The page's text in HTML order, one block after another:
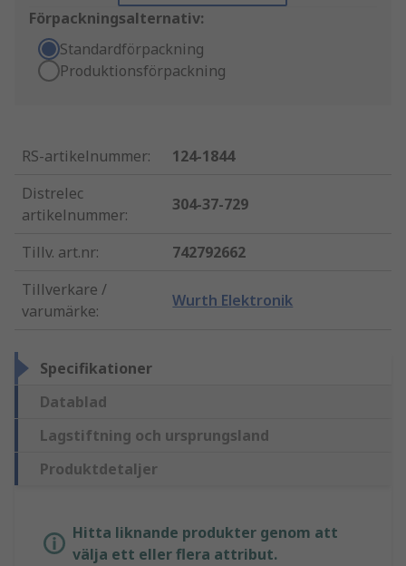
Förpackningsalternativ:
Standardförpackning
Produktionsförpackning
RS-artikelnummer:
124-1844
Distrelec
artikelnummer:
304-37-729
Tillv. art.nr:
742792662
Tillverkare /
varumärke:
Wurth Elektronik
Specifikationer
Datablad
Lagstiftning och ursprungsland
Produktdetaljer
Hitta liknande produkter genom att
välja ett eller flera attribut.